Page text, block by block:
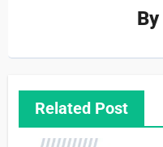
By
Related Post